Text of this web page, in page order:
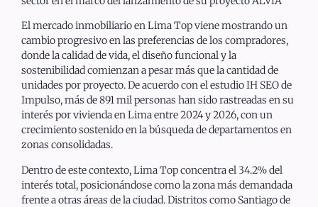
El mercado inmobiliario en Lima Top viene mostrando un
cambio progresivo en las preferencias de los compradores,
donde la calidad de vida, el diseño funcional y la
sostenibilidad comienzan a pesar más que la cantidad de
unidades por proyecto. De acuerdo con el estudio IH SEO de
Impulso, más de 891 mil personas han sido rastreadas en su
interés por vivienda en Lima entre 2024 y 2026, con un
crecimiento sostenido en la búsqueda de departamentos en
zonas consolidadas.
Dentro de este contexto, Lima Top concentra el 34.2% del
interés total, posicionándose como la zona más demandada
frente a otras áreas de la ciudad. Distritos como Santiago de